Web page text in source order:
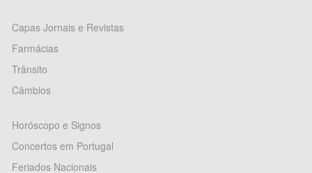
Capas Jornais e Revistas
Farmácias
Trânsito
Câmbios
Horóscopo e Signos
Concertos em Portugal
Feriados Nacionais